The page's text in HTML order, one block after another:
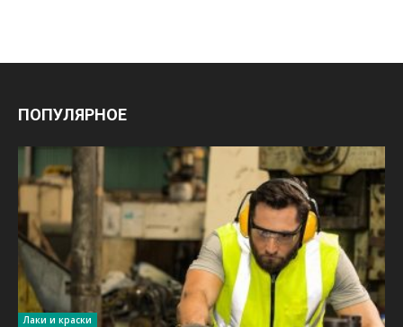
ПОПУЛЯРНОЕ
Лаки и краски